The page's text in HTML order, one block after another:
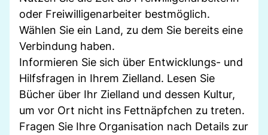
oder Freiwilligenarbeiter bestmöglich.
Wählen Sie ein Land, zu dem Sie bereits eine
Verbindung haben.
Informieren Sie sich über Entwicklungs- und
Hilfsfragen in Ihrem Zielland. Lesen Sie
Bücher über Ihr Zielland und dessen Kultur,
um vor Ort nicht ins Fettnäpfchen zu treten.
Fragen Sie Ihre Organisation nach Details zur